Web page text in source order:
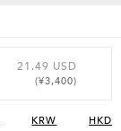
21.49 USD
(¥3,400)
KRW HKD